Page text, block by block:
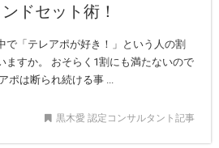
ドセット術！
で「テレアポが好き！」という人の割
ますか。 おそらく1割にも満たないので
ポは断られ続ける事 ...
黒木愛 認定コンサルタント記事